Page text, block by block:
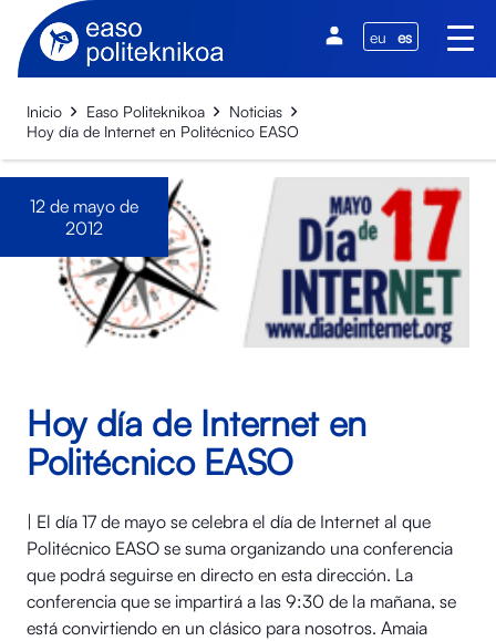
eu es
Inicio Easo Politeknikoa
Noticias
Hoy día de Internet en Politécnico EASO
12 de mayo de
2012
Hoy día de Internet en
Politécnico EASO
| El día 17 de mayo se celebra el día de Internet al que
Politécnico EASO se suma organizando una conferencia
que podrá seguirse en directo en esta dirección. La
conferencia que se impartirá a las 9:30 de la mañana, se
está convirtiendo en un clásico para nosotros. Amaia